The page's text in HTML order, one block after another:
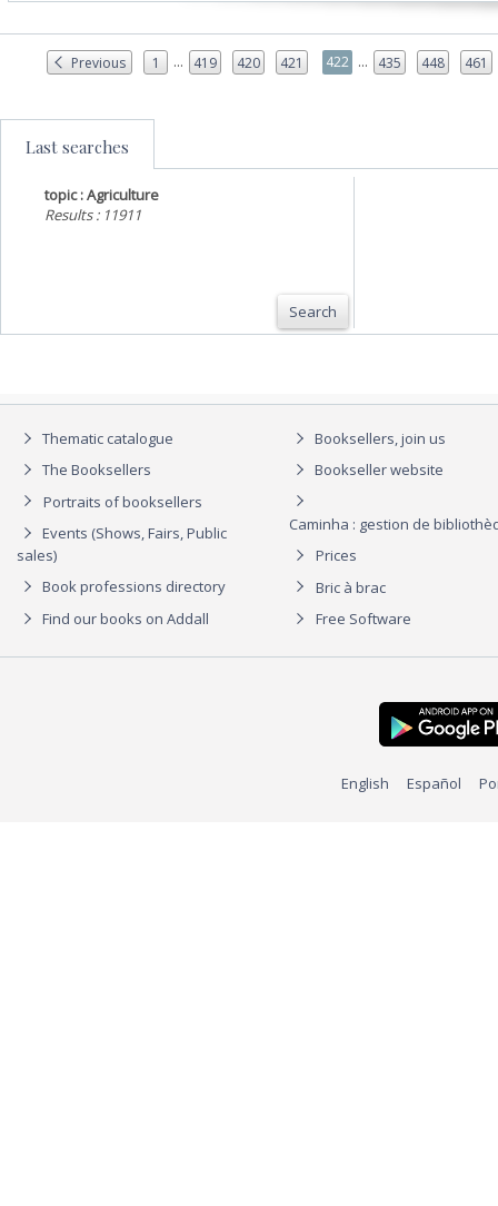
Previous 1 ... 419 420 421 422 ... 435 448 461
Last searches
topic : Agriculture
Results : 11911
Search
Thematic catalogue
The Booksellers
Portraits of booksellers
Events (Shows, Fairs, Public
sales)
Book professions directory
Find our books on Addall
Booksellers, join us
Bookseller website
Caminha : gestion de
Prices
Bric à brac
Free Software
English Español